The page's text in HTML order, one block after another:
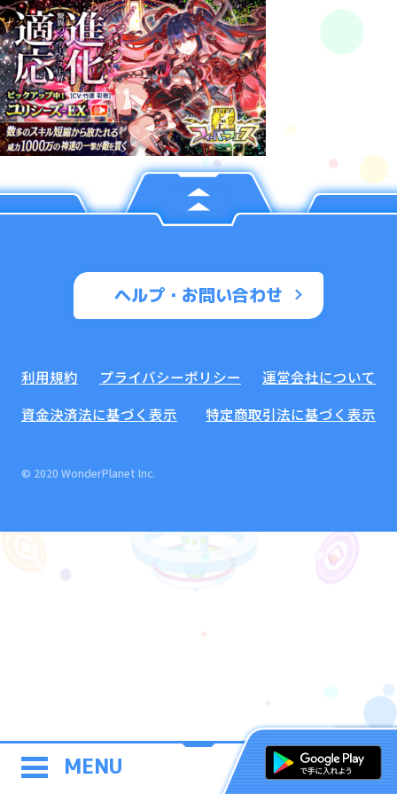
MENU
ヘルプ・お問い合わせ
利用規約 プライバシーポリシー
運営会社について
資金決済法に基づく表示
特定商取引法に基づく表示
© 2020 WonderPlanet Inc.